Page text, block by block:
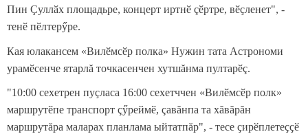
Пин Ҫуллӑх площадьре, концерт иртнӗ çӗртре, вӗҫленет", -
тенӗ пӗлтерӳре.
Кая юлакансем «Вилӗмсӗр полка» Нужин тата Астрономи
урамӗсенче ятарлă точкасенчен хутшăнма пултарӗç.
"10:00 сехетрен пуҫласа 16:00 сехетччен «Вилӗмсӗр полк»
маршрутӗпе транспорт çӳреймӗ, çавăнпа та хăвăрăн
маршрутăра маларах планлама ыйтатпăр", - тесе ҫирӗплетеҫҫӗ